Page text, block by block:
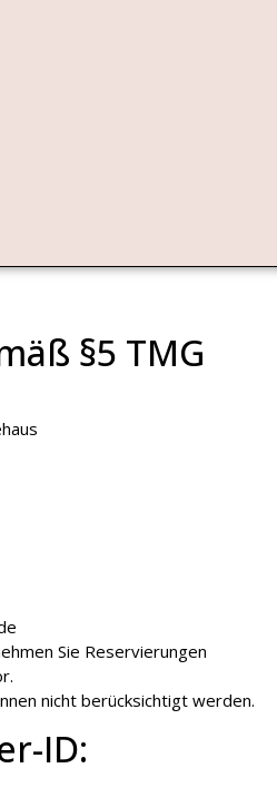
§5 TMG
Sie Reservierungen
nicht berücksichtigt werden.
ID: